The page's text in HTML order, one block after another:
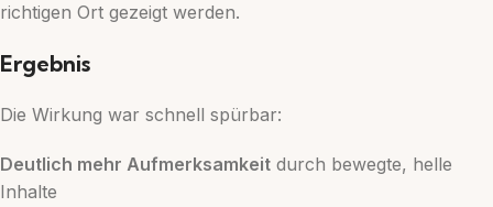
richtigen Ort gezeigt werden.
Ergebnis
Die Wirkung war schnell spürbar:
Deutlich mehr Aufmerksamkeit durch bewegte, helle
Inhalte